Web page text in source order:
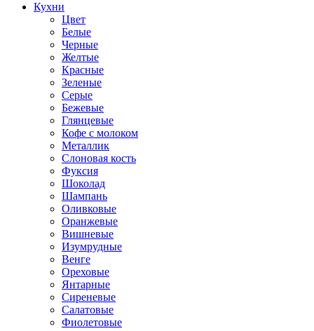
Кухни
Цвет
Белые
Черные
Желтые
Красные
Зеленые
Серые
Бежевые
Глянцевые
Кофе с молоком
Металлик
Слоновая кость
Фуксия
Шоколад
Шампань
Оливковые
Оранжевые
Вишневые
Изумрудные
Венге
Ореховые
Янтарные
Сиреневые
Салатовые
Фиолетовые